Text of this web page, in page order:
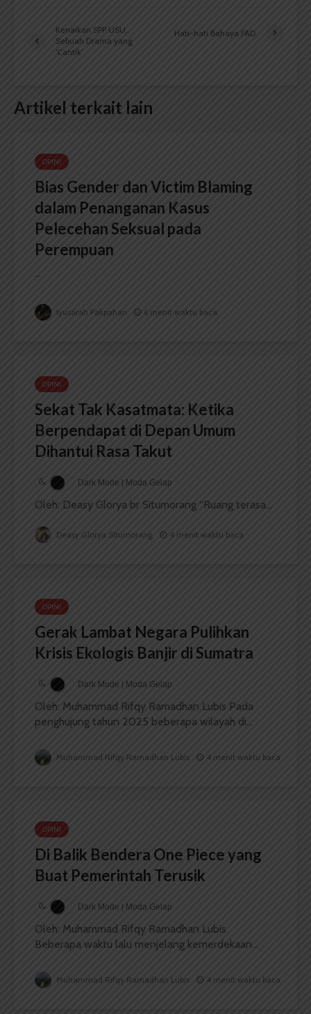
Kenaikan SPP USU,
Sebuah Drama yang
‘Cantik’
Hati-hati Bahaya FAD
Artikel terkait lain
OPINI
Bias Gender dan Victim Blaming
dalam Penanganan Kasus
Pelecehan Seksual pada
Perempuan
...
Iyusarah Pakpahan 6 menit waktu baca
OPINI
Sekat Tak Kasatmata: Ketika
Berpendapat di Depan Umum
Dihantui Rasa Takut
Dark Mode | Moda Gelap
Oleh: Deasy Glorya br Situmorang “Ruang terasa...
Deasy Glorya Situmorang 4 menit waktu baca
OPINI
Gerak Lambat Negara Pulihkan
Krisis Ekologis Banjir di Sumatra
Dark Mode | Moda Gelap
Oleh: Muhammad Rifqy Ramadhan Lubis Pada
penghujung tahun 2025 beberapa wilayah di...
Muhammad Rifqy Ramadhan Lubis 4 menit waktu baca
OPINI
Di Balik Bendera One Piece yang
Buat Pemerintah Terusik
Dark Mode | Moda Gelap
Oleh: Muhammad Rifqy Ramadhan Lubis
Beberapa waktu lalu menjelang kemerdekaan...
Muhammad Rifqy Ramadhan Lubis 4 menit waktu baca